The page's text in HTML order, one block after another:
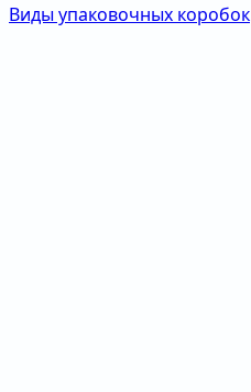
Виды упаковочных коробок